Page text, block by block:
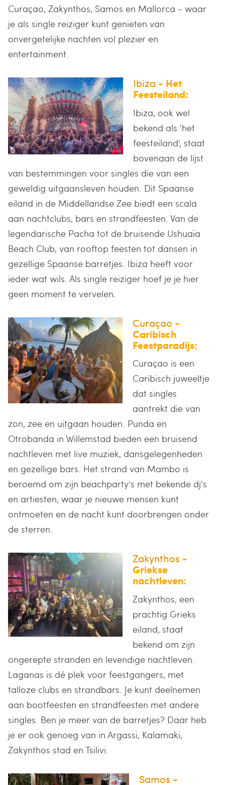
Curaçao, Zakynthos, Samos en Mallorca - waar
je als single reiziger kunt genieten van
onvergetelijke nachten vol plezier en
entertainment.
Ibiza - Het
Feesteiland:
Ibiza, ook wel
bekend als 'het
feesteiland', staat
bovenaan de lijst
van bestemmingen voor singles die van een
geweldig uitgaansleven houden. Dit Spaanse
eiland in de Middellandse Zee biedt een scala
aan nachtclubs, bars en strandfeesten. Van de
legendarische Pacha tot de bruisende Ushuaïa
Beach Club, van rooftop feesten tot dansen in
gezellige Spaanse barretjes. Ibiza heeft voor
ieder wat wils. Als single reiziger hoef je je hier
geen moment te vervelen.
Curaçao -
Caribisch
Feestparadijs:
Curaçao is een
Caribisch juweeltje
dat singles
aantrekt die van
zon, zee en uitgaan houden. Punda en
Otrobanda in Willemstad bieden een bruisend
nachtleven met live muziek, dansgelegenheden
en gezellige bars. Het strand van Mambo is
beroemd om zijn beachparty's met bekende dj's
en artiesten, waar je nieuwe mensen kunt
ontmoeten en de nacht kunt doorbrengen onder
de sterren.
Zakynthos -
Griekse
nachtleven:
Zakynthos, een
prachtig Grieks
eiland, staat
bekend om zijn
ongerepte stranden en levendige nachtleven.
Laganas is dé plek voor feestgangers, met
talloze clubs en strandbars. Je kunt deelnemen
aan bootfeesten en strandfeesten met andere
singles. Ben je meer van de barretjes? Daar heb
je er ook genoeg van in Argassi, Kalamaki,
Zakynthos stad en Tsilivi.
Samos -